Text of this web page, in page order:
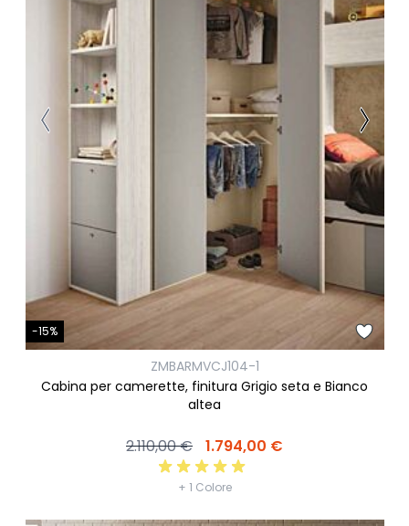
-15%
ZMBARMVCJ104-1
Cabina per camerette, finitura Grigio seta e Bianco
altea
2.110,00 € 1.794,00 €
+ 1 Colore